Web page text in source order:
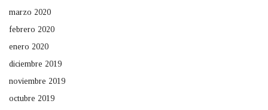
marzo 2020
febrero 2020
enero 2020
diciembre 2019
noviembre 2019
octubre 2019